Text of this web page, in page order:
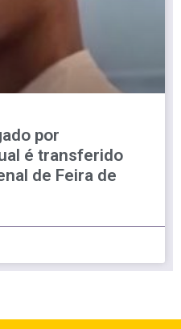
por
é transferido
de Feira de